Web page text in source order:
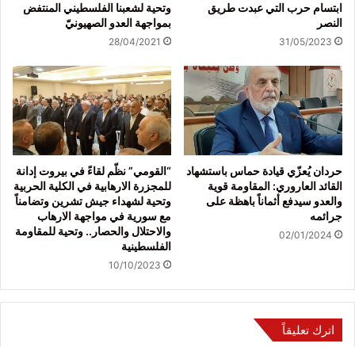
ابتسام حرب التي عبدت طريق
النصر
31/05/2023
وتحية لشعبنا الفلسطيني المنتفض
بمواجهة العدو الصهيونيّ
28/04/2021
حردان يُعزّي قيادة حماس باستشهاد
القائد العاروري: المقاومة قوية
والعدو سيدفع أثماناً باهظة على
جرائمه
02/01/2024
“القومي” نظّم لقاءً في بيروت إدانة
للمجزرة الارهابية في الكلية الحربية
وتحية لشهداء جيش تشرين وتضامناً
مع سورية في مواجهة الارهاب
والاحتلال والحصار.. وتحية للمقاومة
الفلسطينية
10/10/2023
اترك تعليقاً